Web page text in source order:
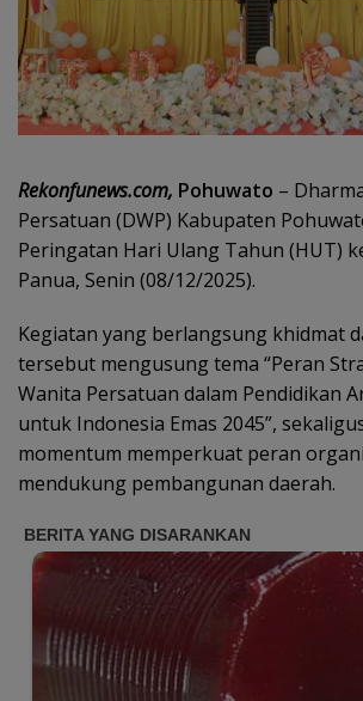
Rekonfunews.com, Pohuwato –
Persatuan (DWP) Kabupaten
Peringatan Hari Ulang Tahun (HUT)
Panua, Senin (08/12/2025).
Kegiatan yang berlangsung khidmat
tersebut mengusung tema “Peran
Wanita Persatuan dalam Pendidikan
untuk Indonesia Emas 2045”,
momentum memperkuat peran
mendukung pembangunan daerah.